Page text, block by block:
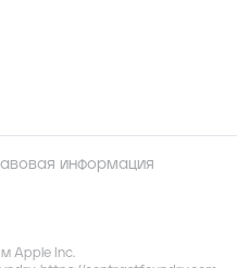
информация
Apple Inc.